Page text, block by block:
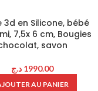
3d en Silicone, bébé
7,5x 6 cm, Bougies
savon
1990.00 د.ج
AU PANIER